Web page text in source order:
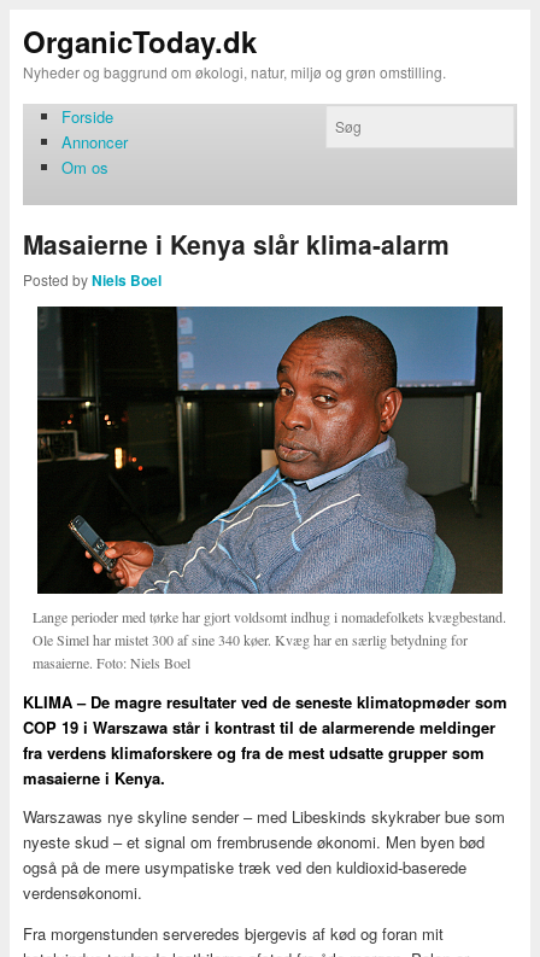
OrganicToday.dk
Nyheder og baggrund om økologi, natur, miljø og grøn omstilling.
Forside
Annoncer
Om os
Masaierne i Kenya slår klima-alarm
Posted byNiels Boel
Lange perioder med tørke har gjort voldsomt indhug i nomadefolkets kvægbestand.
Ole Simel har mistet 300 af sine 340 køer. Kvæg har en særlig betydning for
masaierne. Foto: Niels Boel
KLIMA – De magre resultater ved de seneste klimatopmøder som
COP 19 i Warszawa står i kontrast til de alarmerende meldinger
fra verdens klimaforskere og fra de mest udsatte grupper som
masaierne i Kenya.
Warszawas nye skyline sender – med Libeskinds skykraber bue som
nyeste skud – et signal om frembrusende økonomi. Men byen bød
også på de mere usympatiske træk ved den kuldioxid-baserede
verdensøkonomi.
Fra morgenstunden serveredes bjergevis af kød og foran mit